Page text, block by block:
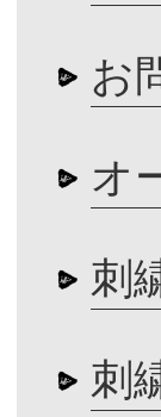
お
オ
刺
刺